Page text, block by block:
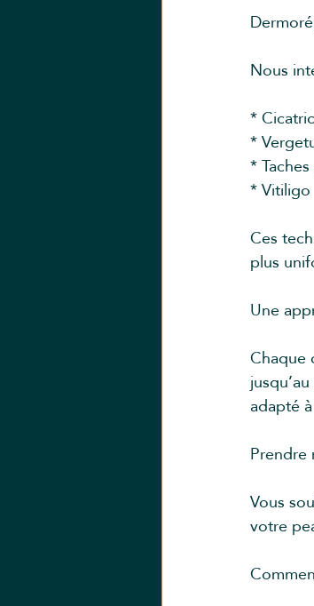
Nous
*
*
*
* Vitiligo
Ces
plus
Une
Chaque
adapté
Prendre
Vous
votre